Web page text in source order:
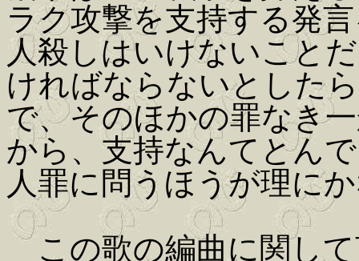
ラク攻撃を支持する発
人殺しはいけないこと
ければならないとした
で、そのほかの罪なき
から、支持なんてとん
人罪に問うほうが理に
この歌の編曲に関して